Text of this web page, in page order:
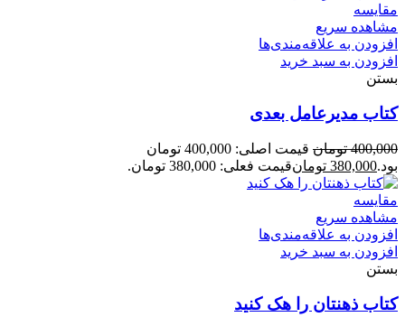
مقایسه
مشاهده سریع
افزودن به علاقه‌مندی‌ها
افزودن به سبد خرید
بستن
کتاب مدیرعامل بعدی
400,000 تومان
قیمت اصلی: 400,000 تومان
بود.380,000 تومانقیمت فعلی: 380,000 تومان.
مقایسه
مشاهده سریع
افزودن به علاقه‌مندی‌ها
افزودن به سبد خرید
بستن
کتاب ذهنتان را هک کنید